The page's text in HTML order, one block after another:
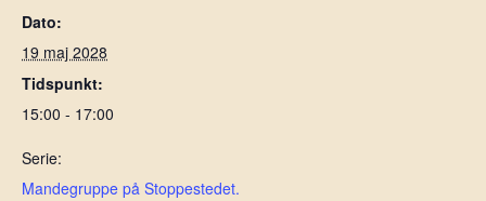
Dato:
19 maj 2028
Tidspunkt:
15:00 - 17:00
Serie:
Mandegruppe på Stoppestedet.